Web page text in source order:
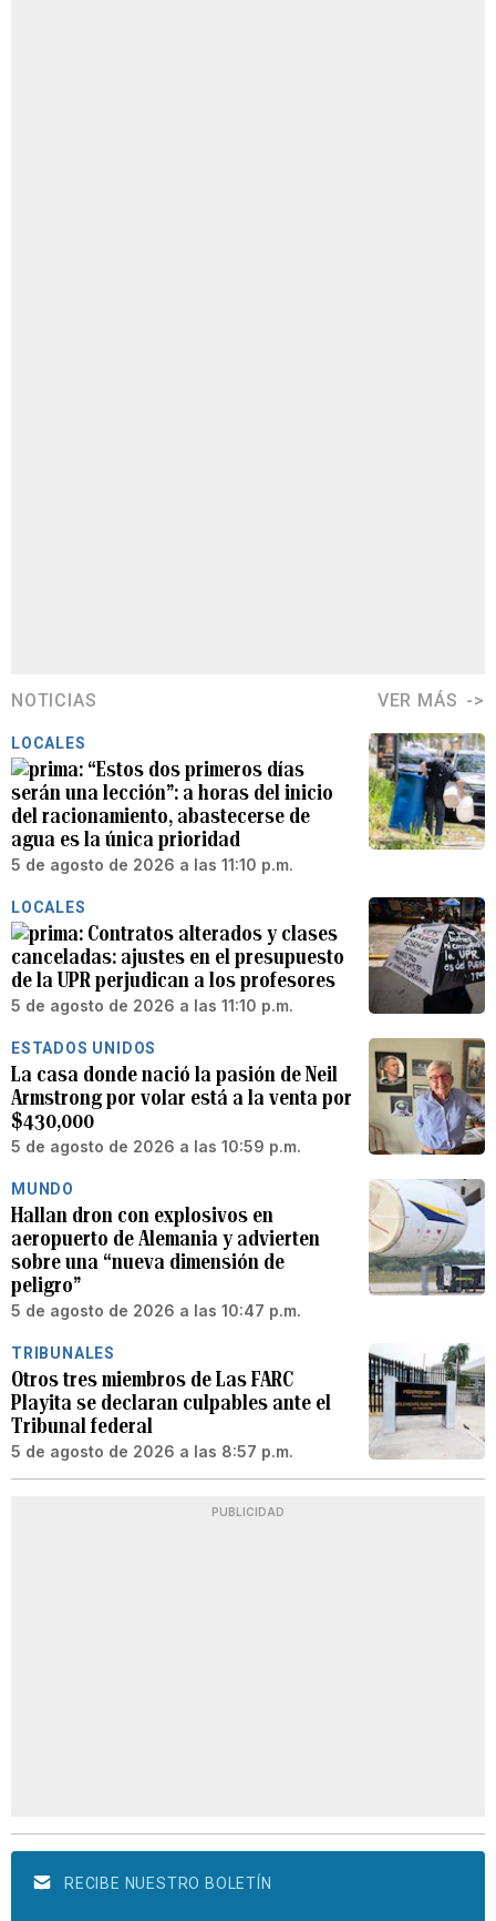
NOTICIAS VER MÁS
LOCALES
“Estos dos primeros días
serán una lección”: a horas del inicio
del racionamiento, abastecerse de
agua es la única prioridad
5 de agosto de 2026 a las 11:10 p.m.
LOCALES
Contratos alterados y clases
canceladas: ajustes en el presupuesto
de la UPR perjudican a los profesores
5 de agosto de 2026 a las 11:10 p.m.
ESTADOS UNIDOS
La casa donde nació la pasión de Neil
Armstrong por volar está a la venta por
$430,000
5 de agosto de 2026 a las 10:59 p.m.
MUNDO
Hallan dron con explosivos en
aeropuerto de Alemania y advierten
sobre una “nueva dimensión de
peligro”
5 de agosto de 2026 a las 10:47 p.m.
TRIBUNALES
Otros tres miembros de Las FARC
Playita se declaran culpables ante el
Tribunal federal
5 de agosto de 2026 a las 8:57 p.m.
PUBLICIDAD
RECIBE NUESTRO BOLETÍN